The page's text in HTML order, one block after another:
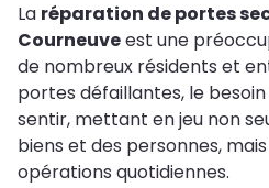
La réparation de portes
Courneuveest une
de nombreux résidents et
portes défaillantes, le
sentir, mettant en jeu non
biens et des personnes,
opérations quotidiennes.